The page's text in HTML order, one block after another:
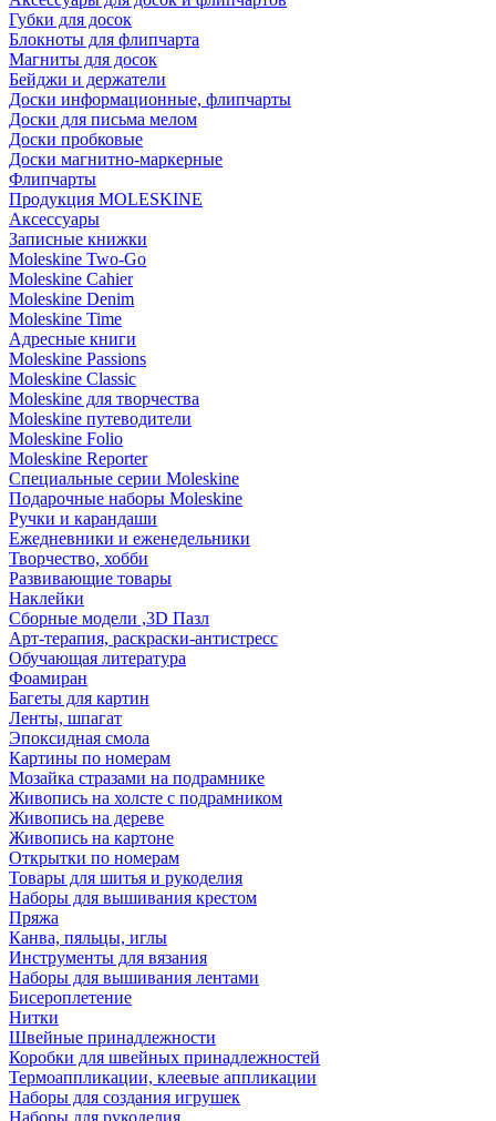
Губки для досок
Блокноты для флипчарта
Магниты для досок
Бейджи и держатели
Доски информационные, флипчарты
Доски для письма мелом
Доски пробковые
Доски магнитно-маркерные
Флипчарты
Продукция MOLESKINE
Аксессуары
Записные книжки
Moleskine Two-Go
Moleskine Cahier
Moleskine Denim
Moleskine Time
Адресные книги
Moleskine Passions
Moleskine Classic
Moleskine для творчества
Moleskine путеводители
Moleskine Folio
Moleskine Reporter
Специальные серии Moleskine
Подарочные наборы Moleskine
Ручки и карандаши
Ежедневники и еженедельники
Творчество, хобби
Развивающие товары
Наклейки
Сборные модели ,3D Пазл
Арт-терапия, раскраски-антистресс
Обучающая литература
Фоамиран
Багеты для картин
Ленты, шпагат
Эпоксидная смола
Картины по номерам
Мозайка стразами на подрамнике
Живопись на холсте с подрамником
Живопись на дереве
Живопись на картоне
Открытки по номерам
Товары для шитья и рукоделия
Наборы для вышивания крестом
Пряжа
Канва, пяльцы, иглы
Инструменты для вязания
Наборы для вышивания лентами
Бисероплетение
Нитки
Швейные принадлежности
Коробки для швейных принадлежностей
Термоаппликации, клеевые аппликации
Наборы для создания игрушек
Наборы для рукоделия